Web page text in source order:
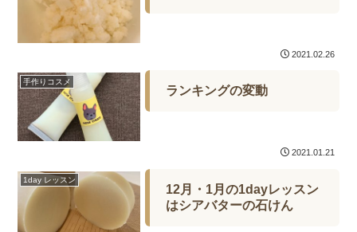
2021.02.26
手作りコスメ
ランキングの変動
2021.01.21
1day レッスン
12月・1月の1dayレッスン
はシアバターの石けん